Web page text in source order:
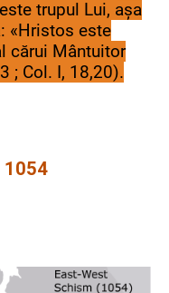
trupul Lui, așa
«Hristos este
cărui Mântuitor
; Col. I, 18,20).
1054